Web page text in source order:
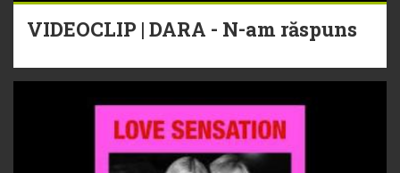
VIDEOCLIP | DARA - N-am răspuns